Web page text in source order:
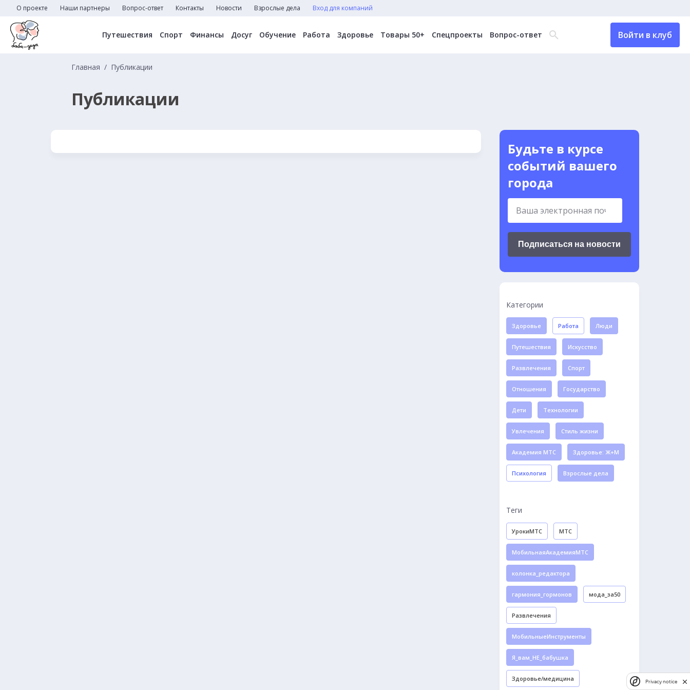
О проекте Наши партнеры Вопрос-ответ Контакты Новости Взрослые дела Вход для компаний
Путешествия Спорт Финансы Досуг Обучение Работа Здоровье Товары 50+ Спецпроекты Вопрос-ответ Войти в клуб
Главная Публикации
Публикации
Будьте в курсе
событий вашего
города
Подписаться на новости
Категории
Здоровье Работа Люди
Путешествия Искусство
Развлечения Спорт
Отношения Государство
Дети Технологии
Увлечения Стиль жизни
Академия МТС Здоровье: Ж+М
Психология Взрослые дела
Теги
УрокиМТС МТС
МобильнаяАкадемияМТС
колонка_редактора
гармония_гормонов мода_за50
Развлечения
МобильныеИнструменты
Я_вам_НЕ_бабушка
Здоровье/медицина Privacy notice